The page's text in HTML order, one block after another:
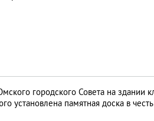
городского Совета на здании
установлена памятная доска в